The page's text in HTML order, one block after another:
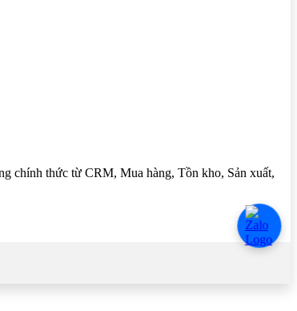
chính thức từ CRM, Mua hàng, Tồn kho, Sản xuất,